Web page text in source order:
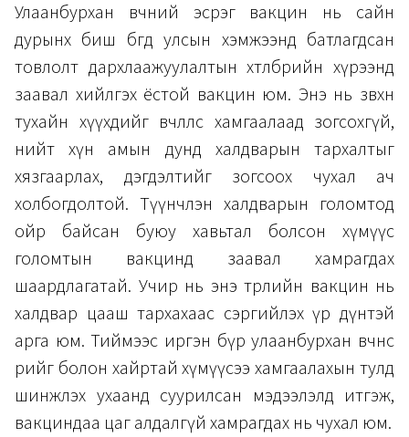
Улаанбурхан өвчний эсрэг вакцин нь сайн
дурынх биш бөгөөд улсын хэмжээнд батлагдсан
товлолт дархлаажуулалтын хөтөлбөрийн хүрээнд
заавал хийлгэх ёстой вакцин юм. Энэ нь зөвхөн
тухайн хүүхдийг өвчлөлөөс хамгаалаад зогсохгүй,
нийт хүн амын дунд халдварын тархалтыг
хязгаарлах, дэгдэлтийг зогсоох чухал ач
холбогдолтой. Түүнчлэн халдварын голомтод
ойр байсан буюу хавьтал болсон хүмүүс
голомтын вакцинд заавал хамрагдах
шаардлагатай. Учир нь энэ төрлийн вакцин нь
халдвар цааш тархахаас сэргийлэх үр дүнтэй
арга юм. Тиймээс иргэн бүр улаанбурхан өвчнөөс
өөрийгөө болон хайртай хүмүүсээ хамгаалахын тулд
шинжлэх ухаанд суурилсан мэдээлэлд итгэж,
вакциндаа цаг алдалгүй хамрагдах нь чухал юм.